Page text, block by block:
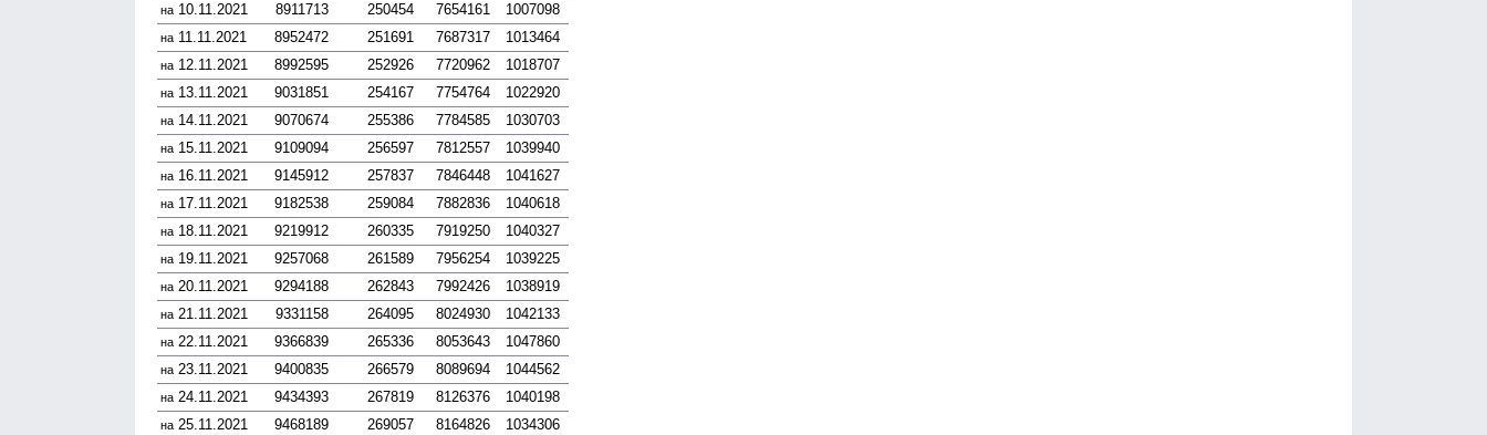
на 10.11.2021 8911713 250454 7654161 1007098
на 11.11.2021 8952472 251691 7687317 1013464
на 12.11.2021 8992595 252926 7720962 1018707
на 13.11.2021 9031851 254167 7754764 1022920
на 14.11.2021 9070674 255386 7784585 1030703
на 15.11.2021 9109094 256597 7812557 1039940
на 16.11.2021 9145912 257837 7846448 1041627
на 17.11.2021 9182538 259084 7882836 1040618
на 18.11.2021 9219912 260335 7919250 1040327
на 19.11.2021 9257068 261589 7956254 1039225
на 20.11.2021 9294188 262843 7992426 1038919
на 21.11.2021 9331158 264095 8024930 1042133
на 22.11.2021 9366839 265336 8053643 1047860
на 23.11.2021 9400835 266579 8089694 1044562
на 24.11.2021 9434393 267819 8126376 1040198
на 25.11.2021 9468189 269057 8164826 1034306